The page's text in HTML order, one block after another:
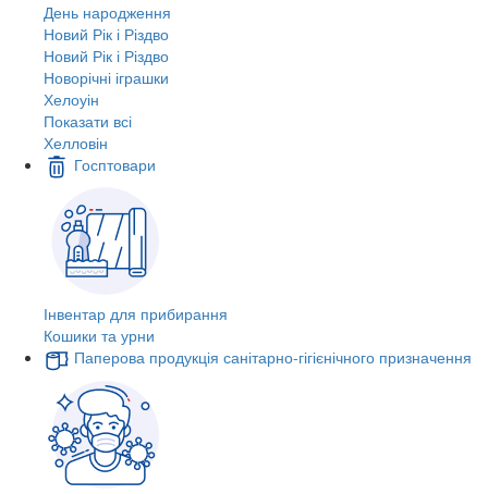
День народження
Новий Рік і Різдво
Новий Рік і Різдво
Новорічні іграшки
Хелоуін
Показати всі
Хелловін
Госптовари
Інвентар для прибирання
Кошики та урни
Паперова продукція санітарно-гігієнічного призначення